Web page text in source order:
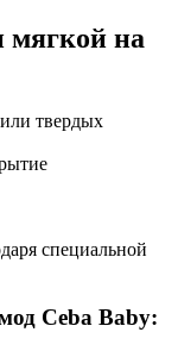
мягкой на
твердых
специальной
Ceba Baby: